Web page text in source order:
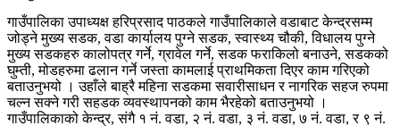
गाउँपालिका उपाध्यक्ष हरिप्रसाद पाठकले गाउँपालिकाले वडाबाट केन्द्रसम्म
जोड्ने मुख्य सडक, वडा कार्यालय पुग्ने सडक, स्वास्थ्य चौकी, विधालय पुग्ने
मुख्य सडकहरु कालोपत्र गर्ने, ग्रावेल गर्ने, सडक फराकिलो बनाउने, सडकको
घुम्ती, मोडहरुमा ढलान गर्ने जस्ता कामलाई प्राथमिकता दिएर काम गरिएको
बताउनुभयो । उहाँले बाह्रै महिना सडकमा सवारीसाधन र नागरिक सहज रुपमा
चल्न सक्ने गरी सहडक व्यवस्थापनको काम भैरहेको बताउनुभयो ।
गाउँपालिकाको केन्द्र, संगै १ नं. वडा, २ नं. वडा, ३ नं. वडा, ७ नं. वडा, र ९ नं.